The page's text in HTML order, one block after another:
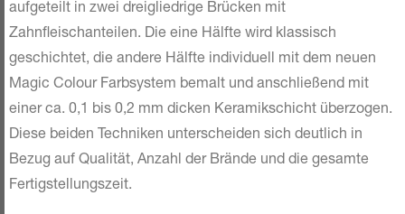
aufgeteilt in zwei drei­gliedrige Brücken mit
Zahnfleischanteilen. Die eine Hälfte wird klas­sisch
geschichtet, die andere Hälfte individuell mit dem neuen
Magic Colour Farbsystem bemalt und anschließend mit
einer ca. 0,1 bis 0,2 mm dicken Keramikschicht überzogen.
Diese beiden Techniken unterscheiden sich deutlich in
Bezug auf Qualität, Anzahl der Brände und die gesamte
Fertigstellungszeit.